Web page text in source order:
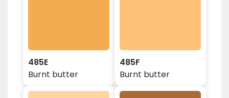
485E
Burnt butter
485F
Burnt butter